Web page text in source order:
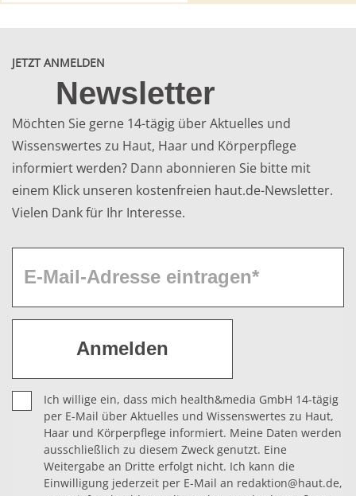
JETZT ANMELDEN
Newsletter
Möchten Sie gerne 14-tägig über Aktuelles und
Wissenswertes zu Haut, Haar und Körperpflege
informiert werden? Dann abonnieren Sie bitte mit
einem Klick unseren kostenfreien haut.de-Newsletter.
Vielen Dank für Ihr Interesse.
Ich willige ein, dass mich health&media GmbH 14-tägig
per E-Mail über Aktuelles und Wissenswertes zu Haut,
Haar und Körperpflege informiert. Meine Daten werden
ausschließlich zu diesem Zweck genutzt. Eine
Weitergabe an Dritte erfolgt nicht. Ich kann die
Einwilligung jederzeit per E-Mail an redaktion@haut.de,